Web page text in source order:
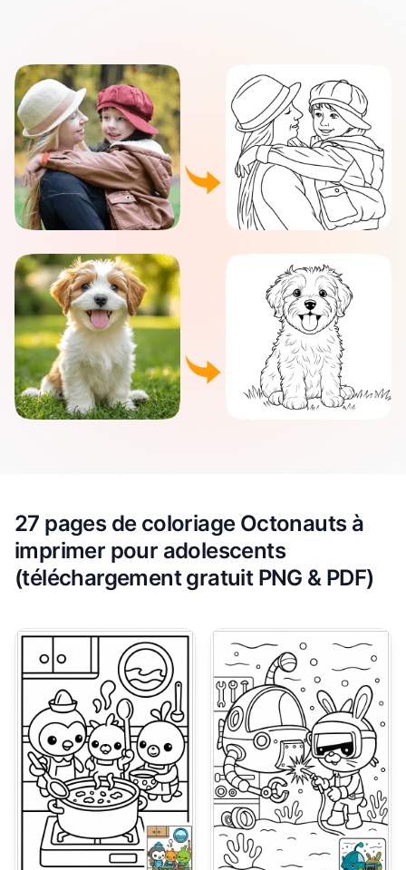
27 pages de coloriage Octonauts à
imprimer pour adolescents
(téléchargement gratuit PNG & PDF)